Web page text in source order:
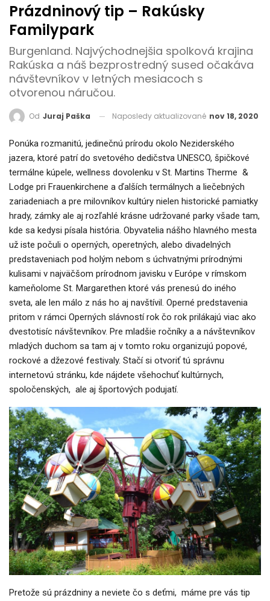
Prázdninový tip – Rakúsky
Familypark
Burgenland. Najvýchodnejšia spolková krajina
Rakúska a náš bezprostredný sused očakáva
návštevníkov v letných mesiacoch s
otvorenou náručou.
Od Juraj Paška Naposledy aktualizované nov 18, 2020
Ponúka rozmanitú, jedinečnú prírodu okolo Neziderského
jazera, ktoré patrí do svetového dedičstva UNESCO, špičkové
termálne kúpele, wellness dovolenku v St. Martins Therme &
Lodge pri Frauenkirchene a ďalších termálnych a liečebných
zariadeniach a pre milovníkov kultúry nielen historické pamiatky
hrady, zámky ale aj rozľahlé krásne udržované parky všade tam,
kde sa kedysi písala história. Obyvatelia nášho hlavného mesta
už iste počuli o operných, operetných, alebo divadelných
predstaveniach pod holým nebom s úchvatnými prírodnými
kulisami v najväčšom prírodnom javisku v Európe v rímskom
kameňolome St. Margarethen ktoré vás prenesú do iného
sveta, ale len málo z nás ho aj navštívil. Operné predstavenia
pritom v rámci Operných slávností rok čo rok prilákajú viac ako
dvestotisíc návštevníkov. Pre mladšie ročníky a a návštevníkov
mladých duchom sa tam aj v tomto roku organizujú popové,
rockové a džezové festivaly. Stačí si otvoriť tú správnu
internetovú stránku, kde nájdete všehochuť kultúrnych,
spoločenských, ale aj športových podujatí.
Pretože sú prázdniny a neviete čo s deťmi, máme pre vás tip